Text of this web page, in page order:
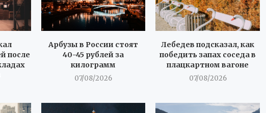
после
Арбузы в России стоят
40-45 рублей за
килограмм
07/08/2026
Лебедев подсказал, как
победить запах соседа в
плацкартном вагоне
07/08/2026